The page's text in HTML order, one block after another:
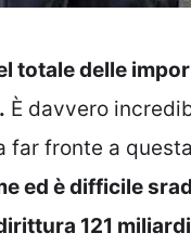
totale delle
È davvero
far fronte a
ed è difficile
121